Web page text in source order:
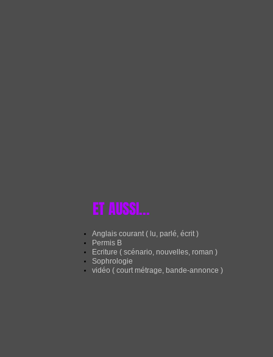
ET AUSSI...
Anglais courant ( lu, parlé, écrit )
Permis B
Ecriture ( scénario, nouvelles, roman )
Sophrologie
​vidéo ( court métrage, bande-annonce )